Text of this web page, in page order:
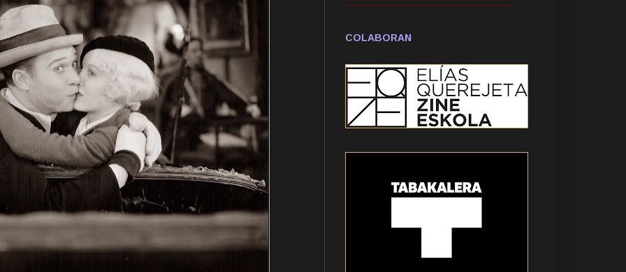
------------------------------------------------------------
COLABORAN